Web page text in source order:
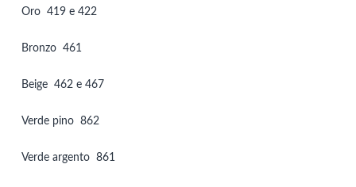
Oro 419 e 422
Bronzo 461
Beige 462 e 467
Verde pino 862
Verde argento 861